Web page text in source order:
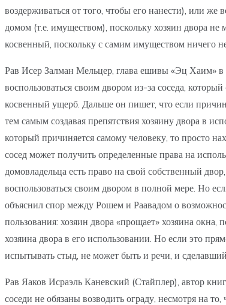
воздерживаться от того, чтобы его нанести), или
домом (т.е. имуществом), поскольку хозяин двора
косвенный, поскольку с самим имуществом ничего не
Рав Исер Залман Мельцер, глава ешивы «Эц Хаим» в
воспользоваться своим двором из-за соседа,
косвенный ущерб. Дальше он пишет, что если
тем самым создавая препятствия хозяину двора в
который причиняется самому человеку, то просто
сосед может получить определенные права на
домовладельца есть право на свой собственный
воспользоваться своим двором в полной мере. Но
объяснил спор между Рошем и Раавадом о
пользования: хозяин двора «прощает» хозяина
хозяина двора в его использовании. Но если это
испытывать стыд, не может быть и речи, и
Рав Яаков Исраэль Каневский (Стайплер), автор
соседи не обязаны возводить ограду, несмотря на